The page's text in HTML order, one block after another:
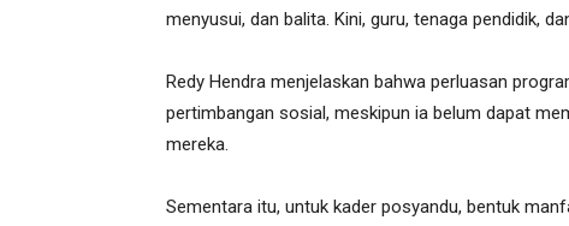
menyusui, dan balita. Kini, guru, tenaga pendidik,
Redy Hendra menjelaskan bahwa perluasan
pertimbangan sosial, meskipun ia belum dapat
mereka.
Sementara itu, untuk kader posyandu, bentuk